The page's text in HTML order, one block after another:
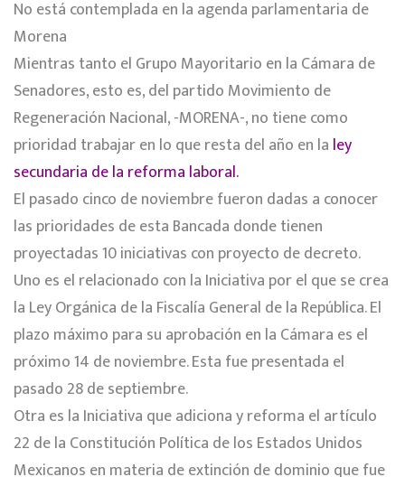
No está contemplada en la agenda parlamentaria de
Morena
Mientras tanto el Grupo Mayoritario en la Cámara de
Senadores, esto es, del partido Movimiento de
Regeneración Nacional, -MORENA-, no tiene como
prioridad trabajar en lo que resta del año en la ley
secundaria de la reforma laboral.
El pasado cinco de noviembre fueron dadas a conocer
las prioridades de esta Bancada donde tienen
proyectadas 10 iniciativas con proyecto de decreto.
Uno es el relacionado con la Iniciativa por el que se crea
la Ley Orgánica de la Fiscalía General de la República. El
plazo máximo para su aprobación en la Cámara es el
próximo 14 de noviembre. Esta fue presentada el
pasado 28 de septiembre.
Otra es la Iniciativa que adiciona y reforma el artículo
22 de la Constitución Política de los Estados Unidos
Mexicanos en materia de extinción de dominio que fue